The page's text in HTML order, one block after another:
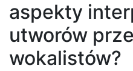
aspekty
utworów
wokalistów?